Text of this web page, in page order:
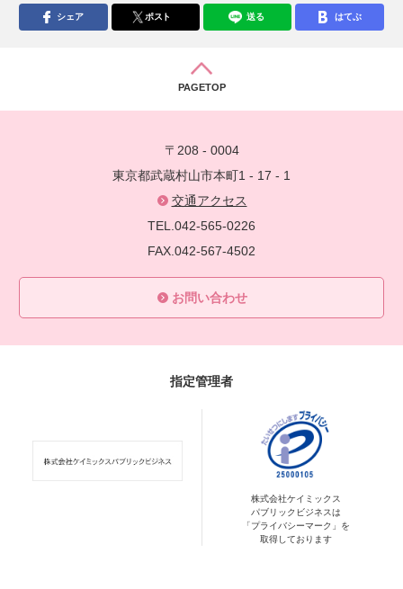
シェア ポスト 送る はてぶ
PAGETOP
〒208 - 0004
東京都武蔵村山市本町1 - 17 - 1
交通アクセス
TEL.042-565-0226
FAX.042-567-4502
お問い合わせ
指定管理者
株式会社ケイミックス
パブリックビジネスは
「プライバシーマーク」を
取得しております